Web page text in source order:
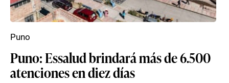
Puno: Essalud brindará más de 6.500
atenciones en diez días
Puno